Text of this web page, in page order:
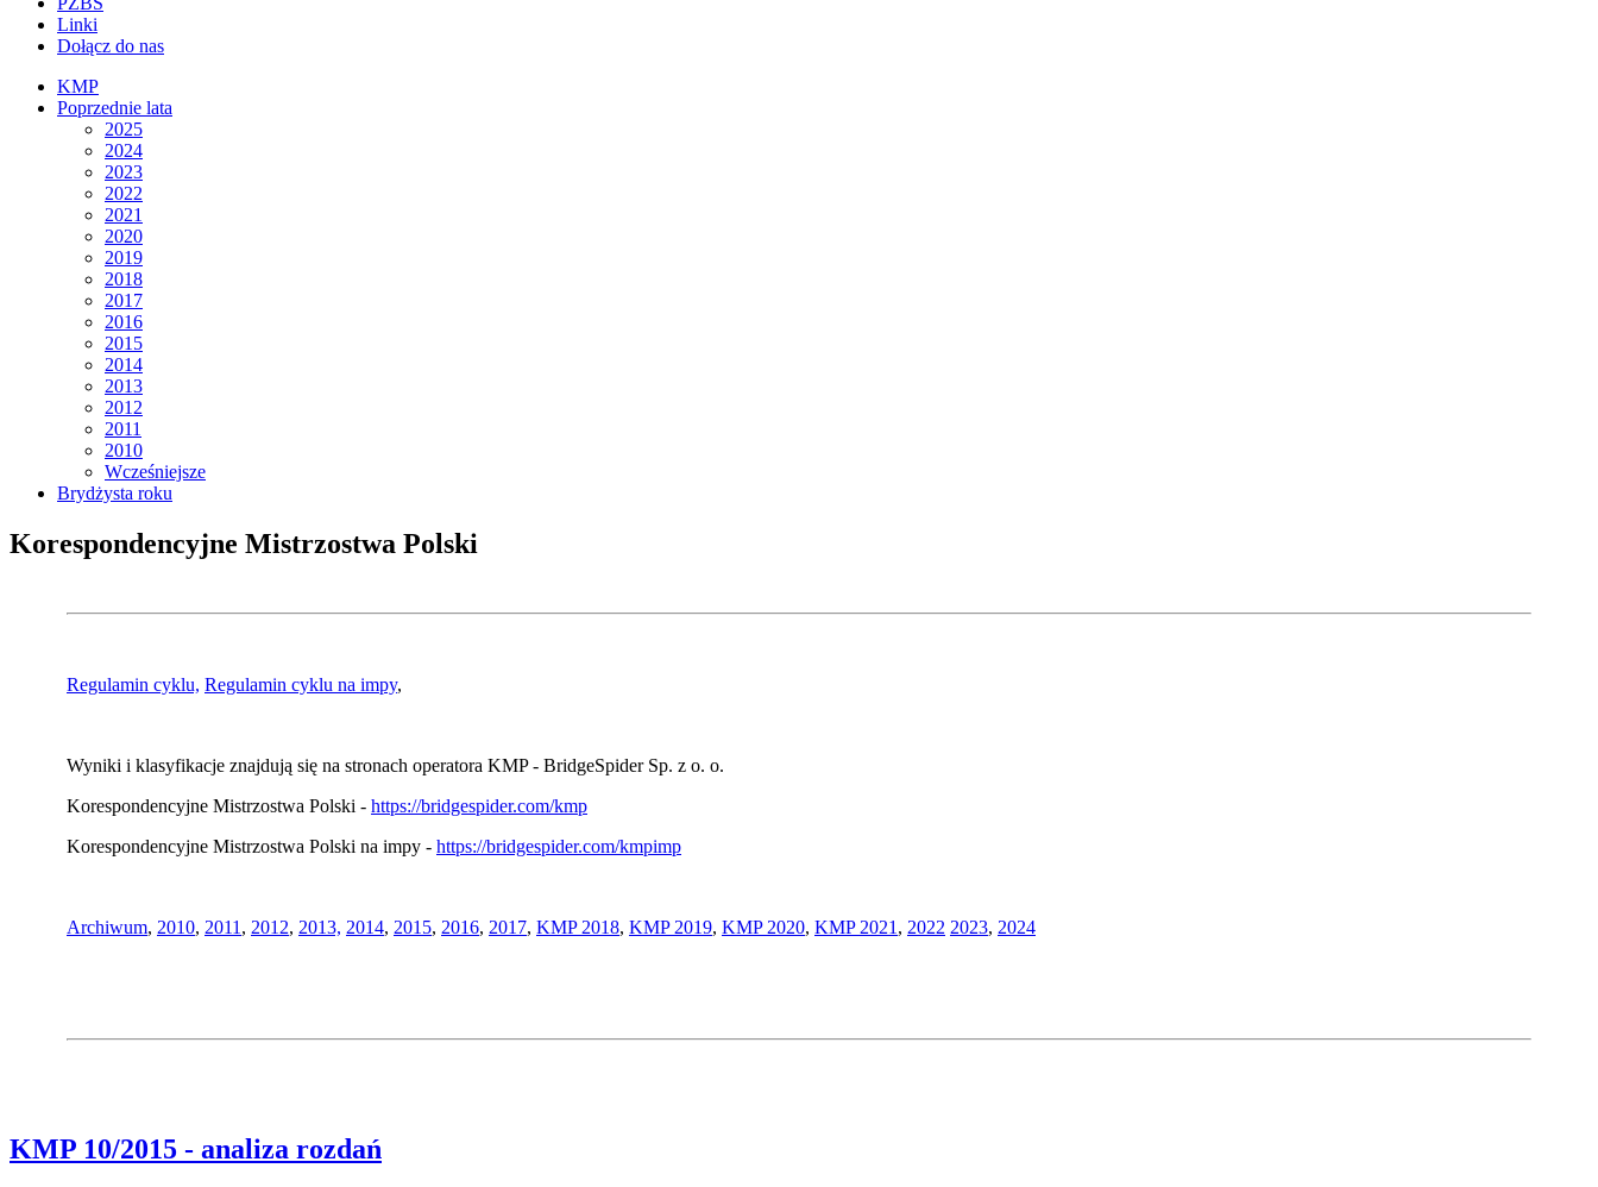
Linki
Dołącz do nas
KMP
Poprzednie lata
2025
2024
2023
2022
2021
2020
2019
2018
2017
2016
2015
2014
2013
2012
2011
2010
Wcześniejsze
Brydżysta roku
Korespondencyjne Mistrzostwa Polski
Regulamin cyklu, Regulamin cyklu na impy,
Wyniki i klasyfikacje znajdują się na stronach operatora KMP - BridgeSpider Sp. z o. o.
Korespondencyjne Mistrzostwa Polski - https://bridgespider.com/kmp
Korespondencyjne Mistrzostwa Polski na impy - https://bridgespider.com/kmpimp
Archiwum, 2010, 2011 , 2012, 2013, 2014, 2015, 2016, 2017, KMP 2018, KMP 2019, KMP 2020, KMP 2021 , 2022 2023, 2024
KMP 10/2015 - analiza rozdań